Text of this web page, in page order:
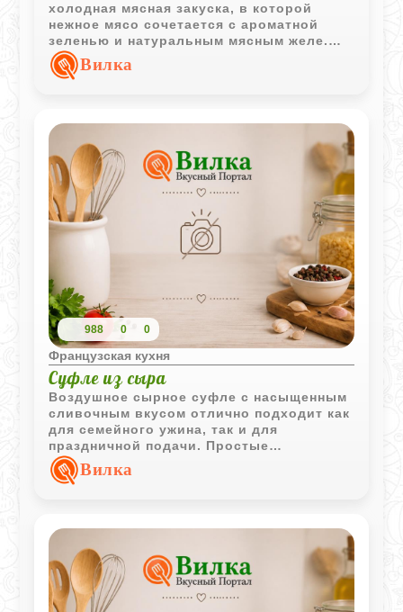
холодная мясная закуска, в которой
нежное мясо сочетается с ароматной
зеленью и натуральным мясным желе.
После охлаждения блюдо приобретает
плотную структуру и насыщенный вкус.
Вилка
988 0 0
Французская кухня
Суфле из сыра
Воздушное сырное суфле с насыщенным
сливочным вкусом отлично подходит как
для семейного ужина, так и для
праздничной подачи. Простые
ингредиенты создают лёгкую и пышную
текстуру с аппетитной золотистой
Вилка